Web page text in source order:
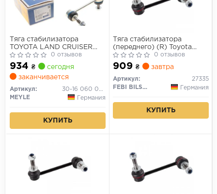
Тяга стабилизатора
TOYOTA LAND CRUISER
03- передн.подв.прав.
0 отзывов
934 ₴
сегодня
заканчивается
Артикул:
30-16 060 0032/HD
MEYLE
Германия
КУПИТЬ
Тяга стабилизатора
(переднего) (R) Toyota
Land Cruiser Prado 02-
0 отзывов
909 ₴ завтра
Артикул:
27335
FEBI BILSTEIN
Германия
КУПИТЬ